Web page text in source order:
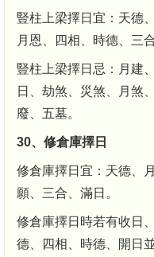
豎柱上梁擇日宜：天德
月恩、四相、時德、三
豎柱上梁擇日忌：月建
日、劫煞、災煞、月煞
廢、五墓。
30、修倉庫擇日
修倉庫擇日宜：天德、
願、三合、滿日。
修倉庫擇日時若有收日
德、四相、時德、開日